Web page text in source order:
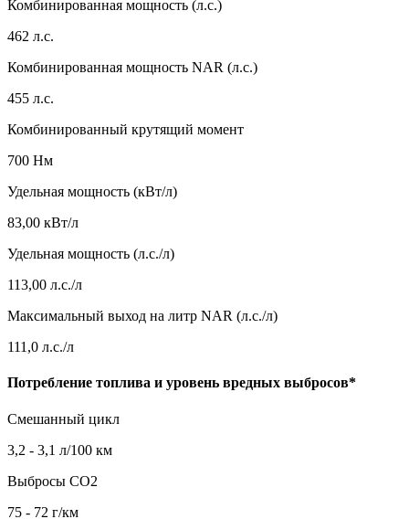
Комбинированная мощность (л.с.)
462 л.с.
Комбинированная мощность NAR (л.с.)
455 л.с.
Комбинированный крутящий момент
700 Нм
Удельная мощность (кВт/л)
83,00 кВт/л
Удельная мощность (л.с./л)
113,00 л.с./л
Максимальный выход на литр NAR (л.с./л)
111,0 л.с./л
Потребление топлива и уровень вредных выбросов*
Смешанный цикл
3,2 - 3,1 л/100 км
Выбросы CO2
75 - 72 г/км